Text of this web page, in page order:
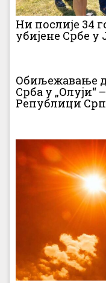
Ни послије 34
убијене Србе
Обиљежавање
Срба у „Олуји“
Републици